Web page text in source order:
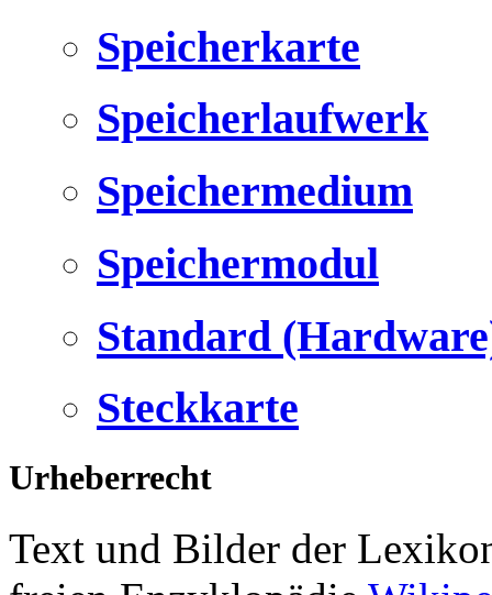
Speicherkarte
Speicherlaufwerk
Speichermedium
Speichermodul
Standard
Steckkarte
Urheberrecht
Text und Bilder der